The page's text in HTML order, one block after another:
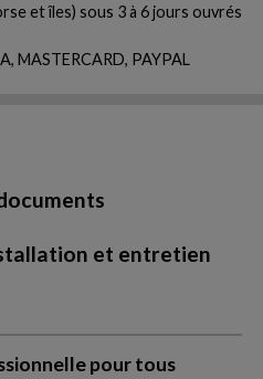
et îles) sous 3 à 6 jours ouvrés
MASTERCARD, PAYPAL
et entretien
pour tous